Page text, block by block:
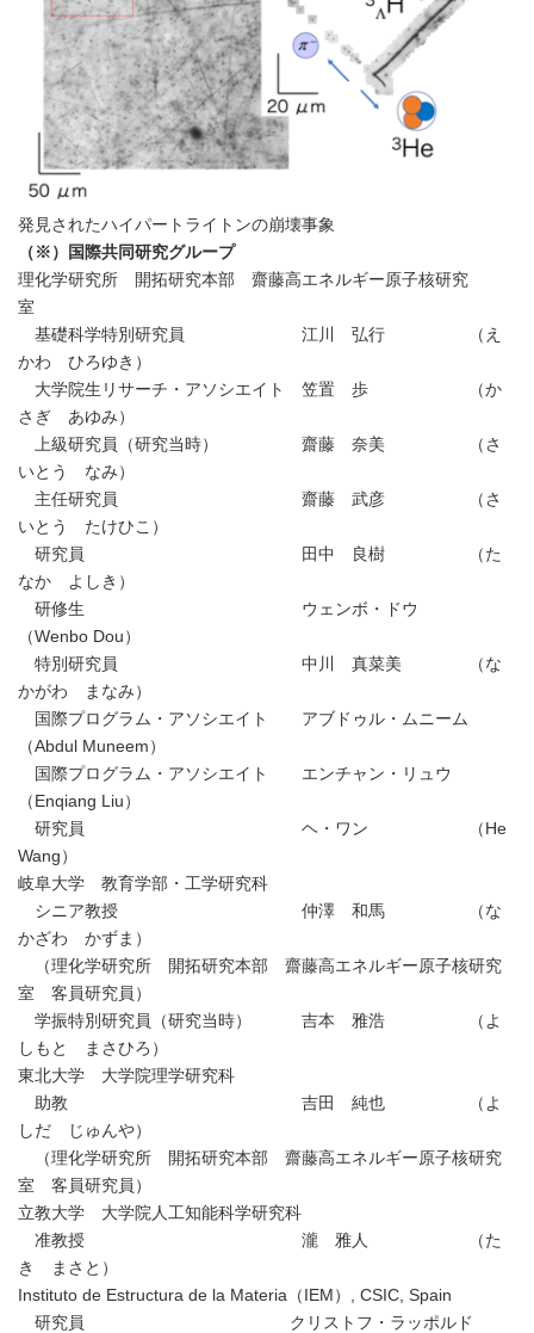
発見されたハイパートライトンの崩壊事象
（※）国際共同研究グループ
理化学研究所 開拓研究本部 齋藤高エネルギー原子核研究
室
基礎科学特別研究員 江川 弘行 （え
かわ ひろゆき）
大学院生リサーチ・アソシエイト 笠置 歩 （か
さぎ あゆみ）
上級研究員（研究当時） 齋藤 奈美 （さ
いとう なみ）
主任研究員 齋藤 武彦 （さ
いとう たけひこ）
研究員 田中 良樹 （た
なか よしき）
研修生 ウェンボ・ドウ
（Wenbo Dou）
特別研究員 中川 真菜美 （な
かがわ まなみ）
国際プログラム・アソシエイト アブドゥル・ムニーム
（Abdul Muneem）
国際プログラム・アソシエイト エンチャン・リュウ
（Enqiang Liu）
研究員 ヘ・ワン （He
Wang）
岐阜大学 教育学部・工学研究科
シニア教授 仲澤 和馬 （な
かざわ かずま）
（理化学研究所 開拓研究本部 齋藤高エネルギー原子核研究
室 客員研究員）
学振特別研究員（研究当時） 吉本 雅浩 （よ
しもと まさひろ）
東北大学 大学院理学研究科
助教 吉田 純也 （よ
しだ じゅんや）
（理化学研究所 開拓研究本部 齋藤高エネルギー原子核研究
室 客員研究員）
立教大学 大学院人工知能科学研究科
准教授 瀧 雅人 （た
き まさと）
Instituto de Estructura de la Materia（IEM）, CSIC, Spain
研究員 クリストフ・ラッポルド